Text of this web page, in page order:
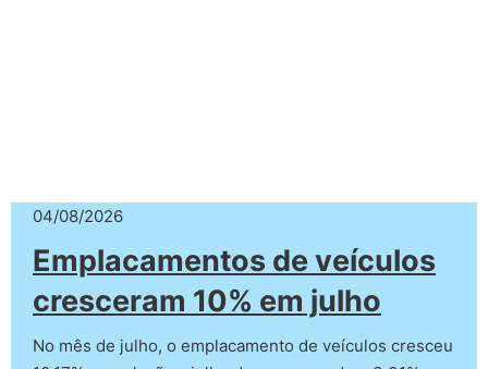
04/08/2026
Emplacamentos de veículos
cresceram 10% em julho
No mês de julho, o emplacamento de veículos cresceu